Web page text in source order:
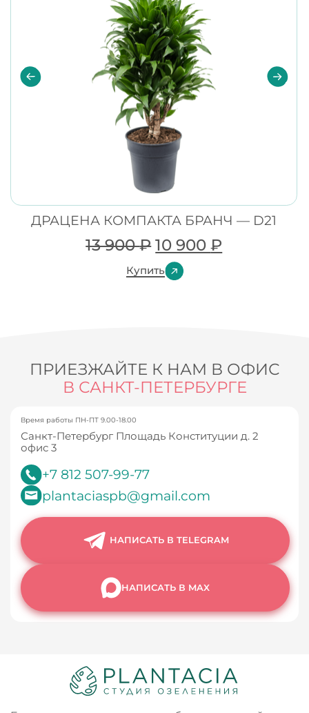
ДРАЦЕНА КОМПАКТА БРАНЧ — D21
13 900₽ 10 900₽
Купить
ПРИЕЗЖАЙТЕ К НАМ В ОФИС
В САНКТ-ПЕТЕРБУРГЕ
Время работы ПН-ПТ 9.00-18.00
Санкт-Петербург Площадь Конституции д. 2
офис 3
+7 812 507-99-77
plantaciaspb@gmail.com
НАПИСАТЬ В TELEGRAM
НАПИСАТЬ В MAX